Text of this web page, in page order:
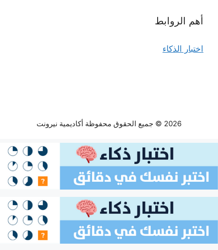
أهم الروابط
اختبار الذكاء
2026 © جميع الحقوق محفوظة أكاديمية نيرونت